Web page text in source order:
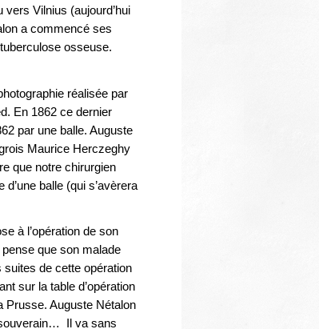
Vilnius (aujourd’hui
a commencé ses
osseuse.
réalisée par
En 1862 ce dernier
par une balle. Auguste
Maurice Herczeghy
que notre chirurgien
balle (qui s’avèrera
à l’opération de son
que son malade
suites de cette opération
sur la table d’opération
Prusse. Auguste Nétalon
Il va sans